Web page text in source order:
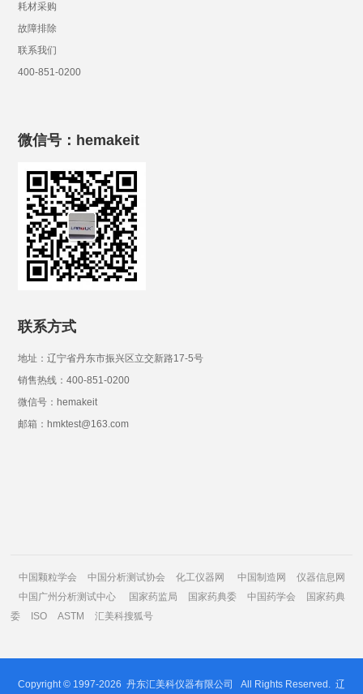
耗材采购
故障排除
联系我们
400-851-0200
微信号：hemakeit
联系方式
地址：辽宁省丹东市振兴区立交新路17-5号
销售热线：400-851-0200
微信号：hemakeit
邮箱：hmktest@163.com
中国颗粒学会 中国分析测试协会 化工仪器网 中国制造网
仪器信息网
中国广州分析测试中心
国家药监局 国家药典委 中国药学会
国家药典
委
ISO ASTM 汇美科搜狐号
Copyright © 1997-2026 丹东汇美科仪器有限公司 All Rights Reserved. 辽